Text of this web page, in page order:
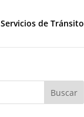
Servicios de Tránsito